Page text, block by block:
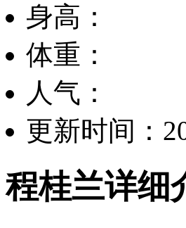
身高：
体重：
人气：
更新时间：
程桂兰详细